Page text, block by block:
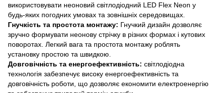
використовувати неоновий світлодіодний LED Flex Neon у
будь-яких погодних умовах та зовнішніх середовищах.
Гнучкість та простота монтажу: Гнучкий дизайн дозволяє
зручно формувати неонову стрічку в різних формах і кутових
поворотах. Легкий вага та простота монтажу роблять
установку простою та швидкою.
Довговічність та енергоефективність: світлодіодна
технологія забезпечує високу енергоефективність та
довговічність роботи, що дозволяє економити електроенергію